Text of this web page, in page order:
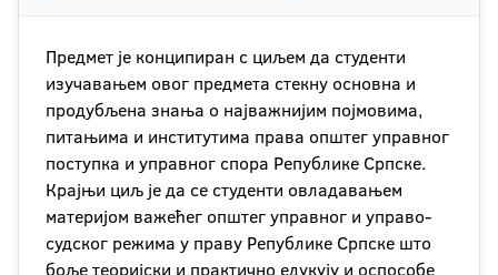
Предмет је конципиран с циљем да студенти
изучавањем овог предмета стекну основна и
продубљена знања о најважнијим појмовима,
питањима и институтима права општег управног
поступка и управног спора Републике Српске.
Крајњи циљ је да се студенти овладавањем
материјом важећег општег управног и управо-
судског режима у праву Републике Српске што
боље теоријски и практично едукују и оспособе